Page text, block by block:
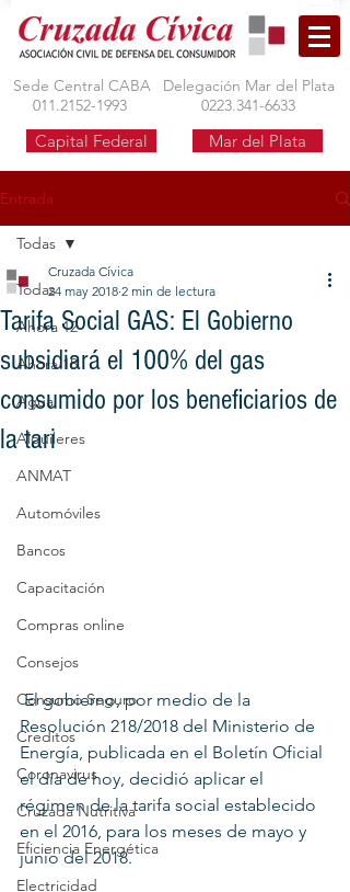
Sede Central CABA
011.2152-1993
Delegación Mar del Plata
0223.341-6633
Capital Federal Mar del Plata
Entrada
Todas
Ahora 12
Ahora 18
Agua
Alquileres
ANMAT
Automóviles
Bancos
Capacitación
Compras online
Consejos
Consumo Seguro
Creditos
Coronavirus
Cruzada Nutritiva
Eficiencia Energética
Electricidad
Todas
Tarifa Social GAS: El Gobierno
subsidiará el 100% del gas
consumido por los beneficiarios de
la tari
Cruzada Cívica
24 may 2018 2 min de lectura
El gobierno, por medio de la
Resolución 218/2018 del Ministerio de
Energía, publicada en el Boletín Oficial
el día de hoy, decidió aplicar el
régimen de la tarifa social establecido
en el 2016, para los meses de mayo y
junio del 2018.